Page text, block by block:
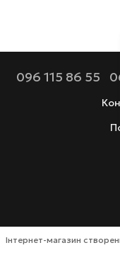
096 115 86 55
Інтернет-магазин